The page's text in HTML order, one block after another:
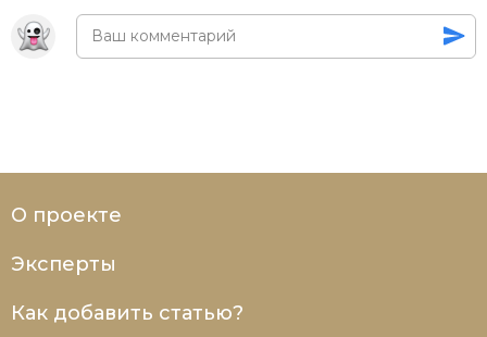
О проекте
Эксперты
Как добавить статью?